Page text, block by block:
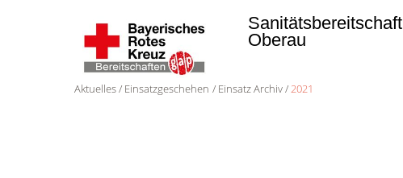
Sanitätsbereitschaft
Oberau
Aktuelles Einsatzgeschehen Einsatz Archiv 2021